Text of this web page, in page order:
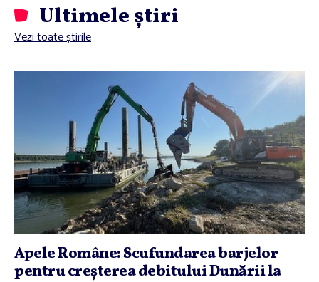
Ultimele știri
Vezi toate știrile
Apele Române: Scufundarea barjelor
pentru creşterea debitului Dunării la